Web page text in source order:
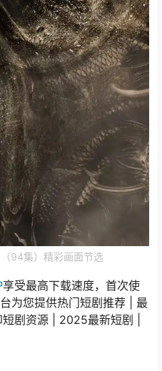
94集）精彩画面节选
享受最高下载速度，首次使
为您提供热门短剧推荐 | 最
剧资源 | 2025最新短剧 |